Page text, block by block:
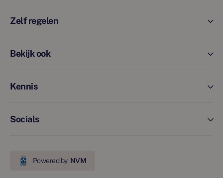
Zelf regelen
Bekijk ook
Kennis
Socials
Powered by NVM